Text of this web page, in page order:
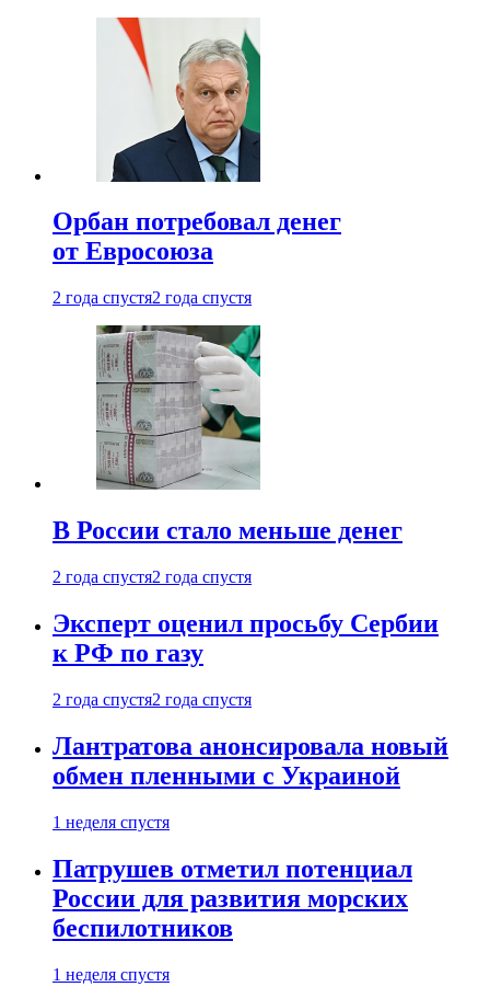
Орбан потребовал денег
от Евросоюза
2 года спустя2 года спустя
В России стало меньше денег
2 года спустя2 года спустя
Эксперт оценил просьбу Сербии
к РФ по газу
2 года спустя2 года спустя
Лантратова анонсировала новый
обмен пленными с Украиной
1 неделя спустя
Патрушев отметил потенциал
России для развития морских
беспилотников
1 неделя спустя